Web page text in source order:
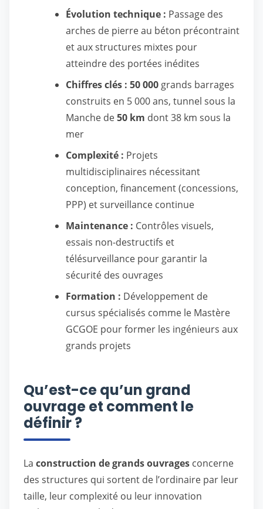
Évolution technique : Passage des
arches de pierre au béton précontraint
et aux structures mixtes pour
atteindre des portées inédites
Chiffres clés : 50 000 grands barrages
construits en 5 000 ans, tunnel sous la
Manche de50 km dont 38 km sous la
mer
Complexité : Projets
multidisciplinaires nécessitant
conception, financement (concessions,
PPP) et surveillance continue
Maintenance : Contrôles visuels,
essais non-destructifs et
télésurveillance pour garantir la
sécurité des ouvrages
Formation : Développement de
cursus spécialisés comme le Mastère
GCGOE pour former les ingénieurs aux
grands projets
Qu’est-ce qu’un grand
ouvrage et comment le
définir ?
La construction de grands ouvrages concerne
des structures qui sortent de l’ordinaire par leur
taille, leur complexité ou leur innovation